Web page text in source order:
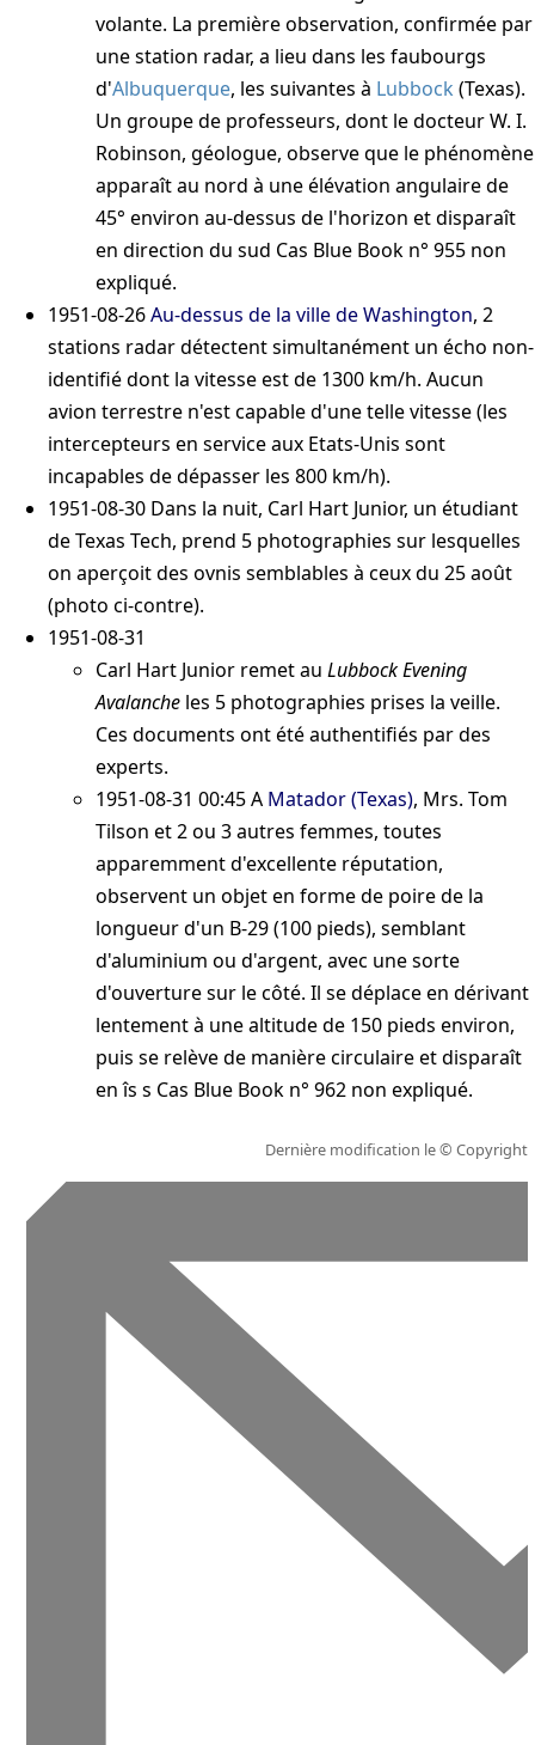
volante. La première observation, confirmée par
une station radar, a lieu dans les faubourgs
d'Albuquerque, les suivantes à Lubbock (Texas).
Un groupe de professeurs, dont le docteur W. I.
Robinson, géologue, observe que le phénomène
apparaît au nord à une élévation angulaire de
45° environ au-dessus de l'horizon et disparaît
en direction du sud Cas Blue Book n° 955 non
expliqué.
1951-08-26Au-dessus de la ville de Washington, 2
stations radar détectent simultanément un écho non-
identifié dont la vitesse est de 1300 km/h. Aucun
avion terrestre n'est capable d'une telle vitesse (les
intercepteurs en service aux Etats-Unis sont
incapables de dépasser les 800 km/h).
1951-08-30 Dans la nuit, Carl Hart Junior, un étudiant
de Texas Tech, prend 5 photographies sur lesquelles
on aperçoit des ovnis semblables à ceux du 25 août
(photo ci-contre).
1951-08-31
Carl Hart Junior remet au Lubbock Evening
Avalanche les 5 photographies prises la veille.
Ces documents ont été authentifiés par des
experts.
1951-08-31 00:45A Matador (Texas), Mrs. Tom
Tilson et 2 ou 3 autres femmes, toutes
apparemment d'excellente réputation,
observent un objet en forme de poire de la
longueur d'un B-29 (100 pieds), semblant
d'aluminium ou d'argent, avec une sorte
d'ouverture sur le côté. Il se déplace en dérivant
lentement à une altitude de 150 pieds environ,
puis se relève de manière circulaire et disparaît
en îs s Cas Blue Book n° 962 non expliqué.
Dernière modification le© Copyright